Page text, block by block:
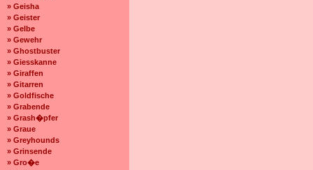
» Geisha
» Geister
» Gelbe
» Gewehr
» Ghostbuster
» Giesskanne
» Giraffen
» Gitarren
» Goldfische
» Grabende
» Grash�pfer
» Graue
» Greyhounds
» Grinsende
» Gro�e